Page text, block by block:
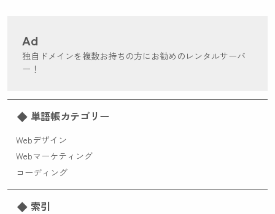
Ad
独自ドメインを複数お持ちの方にお勧めのレンタルサーバ
ー！
単語帳カテゴリー
Webデザイン
Webマーケティング
コーディング
索引